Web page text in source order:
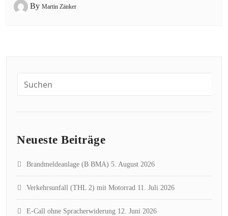
By Martin Zänker
Neueste Beiträge
Brandmeldeanlage (B BMA) 5. August 2026
Verkehrsunfall (THL 2) mit Motorrad 11. Juli 2026
E-Call ohne Spracherwiderung 12. Juni 2026